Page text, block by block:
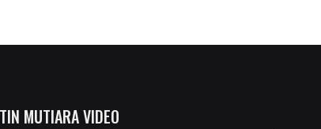
MUTIARA VIDEO